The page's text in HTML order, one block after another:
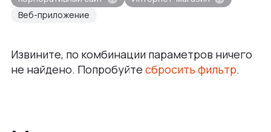
Веб-приложение
Извините, по комбинации параметров ничего
не найдено. Попробуйте сбросить фильтр.